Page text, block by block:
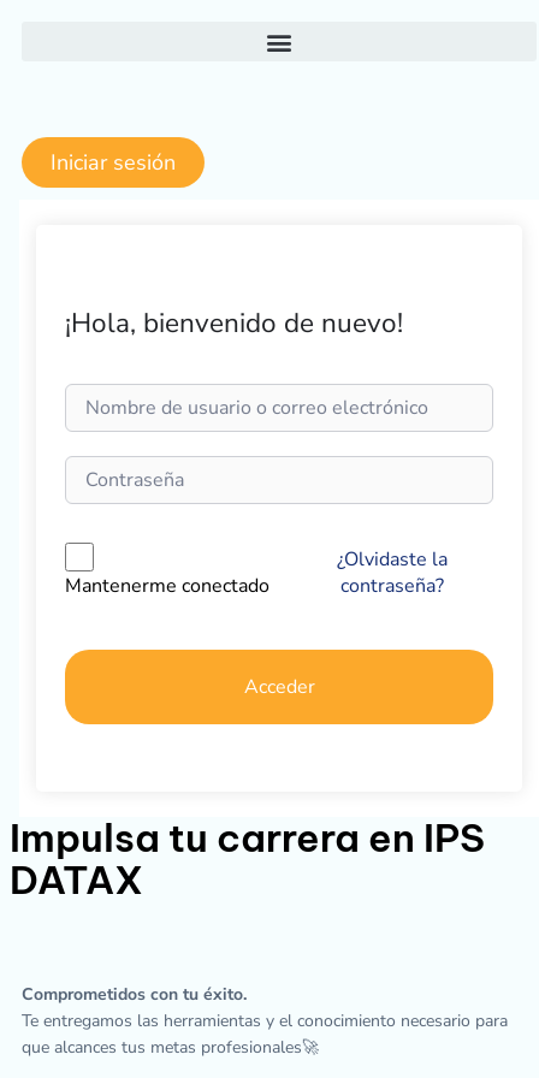
Iniciar sesión
¡Hola, bienvenido de nuevo!
Mantenerme conectado
¿Olvidaste la
contraseña?
Acceder
Impulsa tu carrera en IPS
DATAX
Comprometidos con tu éxito.
Te entregamos las herramientas y el conocimiento necesario para
que alcances tus metas profesionales🚀